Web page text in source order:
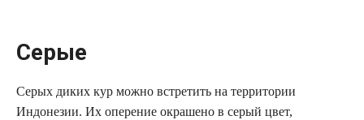
Серые
Серых диких кур можно встретить на территории
Индонезии. Их оперение окрашено в серый цвет,